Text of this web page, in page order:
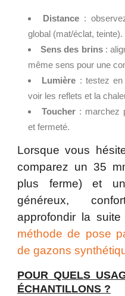
Distance :
global (mat/éclat, teinte).
Sens des brins:
même sens pour une
Lumière : testez en
voir les reflets et la
Toucher: marchez
et fermeté.
Lorsque vous
comparez un 35
plus ferme) et
généreux,
approfondir la
méthode de pose
de gazons
POUR QUELS
ÉCHANTILLONS ?